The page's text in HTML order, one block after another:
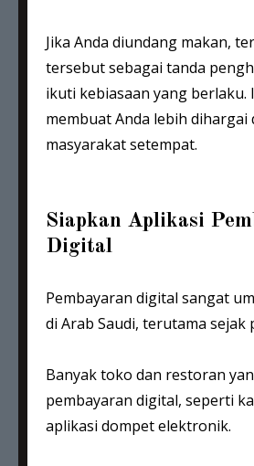
Jika Anda diundang makan,
tersebut sebagai tanda
ikuti kebiasaan yang berlaku.
membuat Anda lebih dihargai
masyarakat setempat.
Siapkan Aplikasi
Digital
Pembayaran digital sangat
di Arab Saudi, terutama sejak
Banyak toko dan restoran
pembayaran digital, seperti
aplikasi dompet elektronik.